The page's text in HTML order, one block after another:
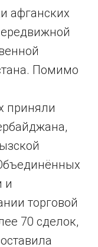
афганских
Помимо
приняли
и
торговой
70 сделок,